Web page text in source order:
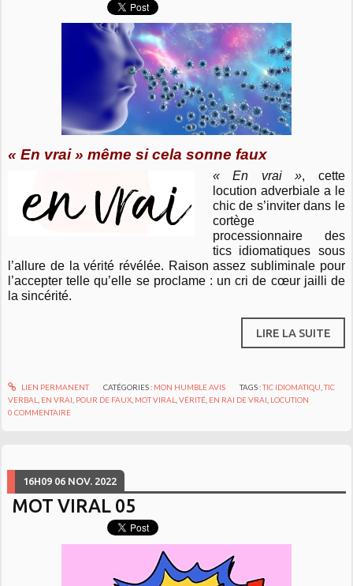
« En vrai »même si cela sonne faux
« En vrai », cette
locution adverbiale a le
chic de s’inviter dans le
cortège
processionnaire des
tics idiomatiques sous
l’allure de la vérité révélée. Raison assez subliminale pour
l’accepter telle qu’elle se proclame : un cri de cœur jailli de
la sincérité.
LIRE LA SUITE
LIEN PERMANENT CATÉGORIES : MON HUMBLE AVIS TAGS :TIC IDIOMATIQU ,TIC
VERBAL
EN VRAI POUR DE FAUX MOT VIRAL ,VÉRITÉ EN RAI DE VRAI LOCUTION
0 COMMENTAIRE
16H09 06 NOV. 2022
MOT VIRAL 05